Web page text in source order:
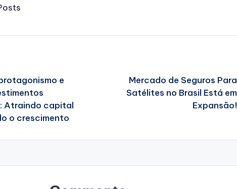
e
Atraindo capital
o crescimento
Mercado de Seguros Para
Satélites no Brasil Está em
Expansão!